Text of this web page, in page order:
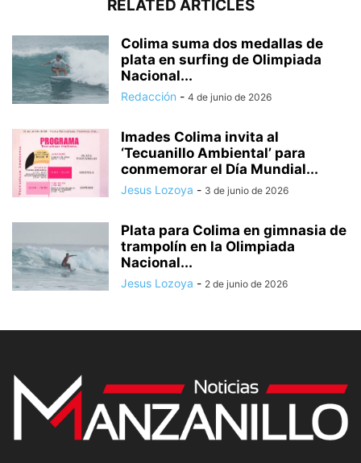
RELATED ARTICLES
Colima suma dos medallas de
plata en surfing de Olimpiada
Nacional...
Redacción - 4 de junio de 2026
Imades Colima invita al
‘Tecuanillo Ambiental’ para
conmemorar el Día Mundial...
Jesus Lozoya - 3 de junio de 2026
Plata para Colima en gimnasia de
trampolín en la Olimpiada
Nacional...
Jesus Lozoya - 2 de junio de 2026